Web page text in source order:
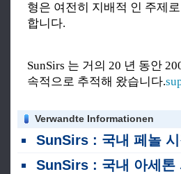
형은 여전히 지배적 인 주제
합니다.
SunSirs 는 거의 20 년 동안
속적으로 추적해 왔습니다.
Verwandte Informationen
SunSirs : 국내 페놀 시장은 7 월에
SunSirs : 국내 아세톤 시장은 7 월에